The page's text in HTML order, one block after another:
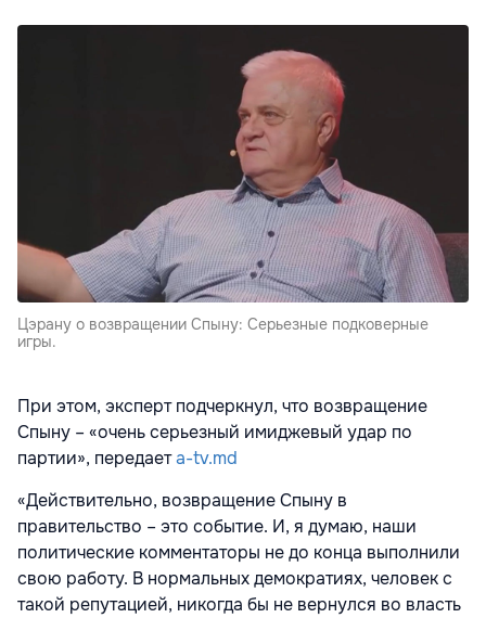
Цэрану о возвращении Спыну: Серьезные подковерные
игры.
При этом, эксперт подчеркнул, что возвращение
Спыну – «очень серьезный имиджевый удар по
партии», передаетa-tv.md
«Действительно, возвращение Спыну в
правительство – это событие. И, я думаю, наши
политические комментаторы не до конца выполнили
свою работу. В нормальных демократиях, человек с
такой репутацией, никогда бы не вернулся во власть